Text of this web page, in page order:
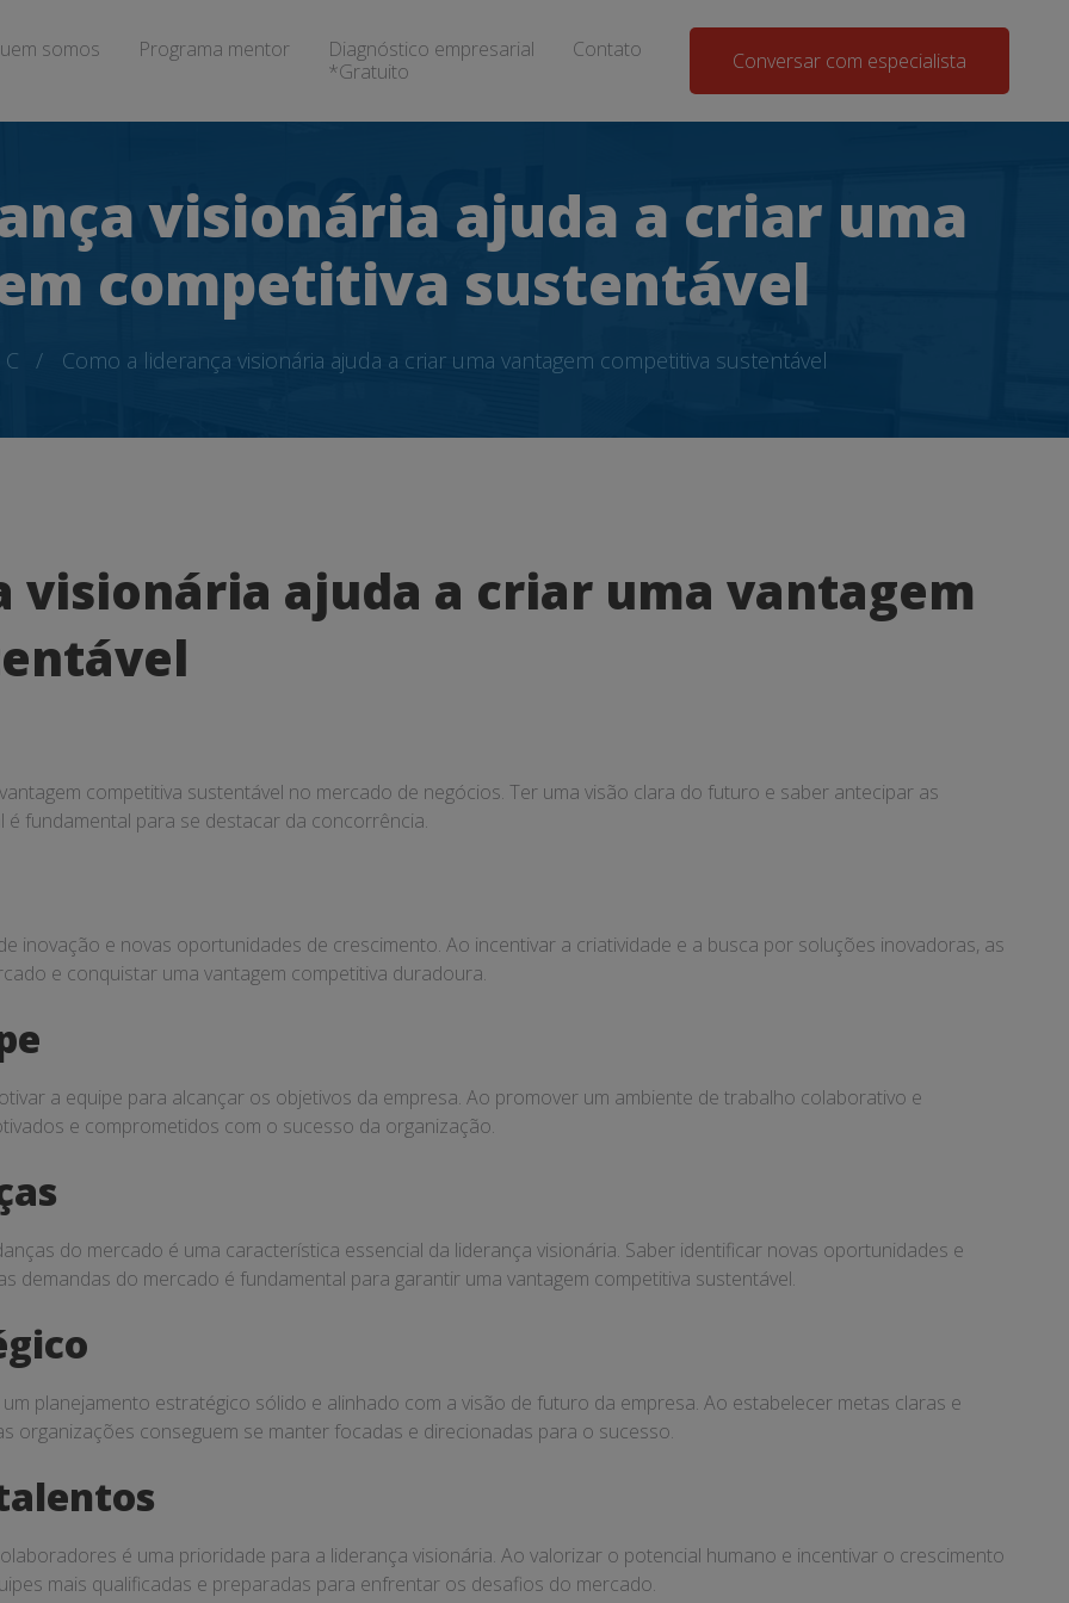
somos Programa mentor
Diagnóstico empresarial
*Gratuito
Contato Conversar com especialista
visionária ajuda a criar uma
competitiva sustentável
C Como a liderança visionária ajuda a criar uma vantagem competitiva sustentável
visionária ajuda a criar uma vantagem
competitiva sustentável no mercado de negócios. Ter uma visão clara do futuro e saber antecipar as
fundamental para se destacar da concorrência.
inovação e novas oportunidades de crescimento. Ao incentivar a criatividade e a busca por soluções inovadoras, as
e conquistar uma vantagem competitiva duradoura.
a equipe para alcançar os objetivos da empresa. Ao promover um ambiente de trabalho colaborativo e
e comprometidos com o sucesso da organização.
do mercado é uma característica essencial da liderança visionária. Saber identificar novas oportunidades e
demandas do mercado é fundamental para garantir uma vantagem competitiva sustentável.
planejamento estratégico sólido e alinhado com a visão de futuro da empresa. Ao estabelecer metas claras e
organizações conseguem se manter focadas e direcionadas para o sucesso.
é uma prioridade para a liderança visionária. Ao valorizar o potencial humano e incentivar o crescimento
mais qualificadas e preparadas para enfrentar os desafios do mercado.